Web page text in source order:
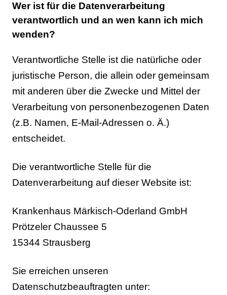
Wer ist für die Datenverarbeitung
verantwortlich und an wen kann ich mich
wenden?
Verantwortliche Stelle ist die natürliche oder
juristische Person, die allein oder gemeinsam
mit anderen über die Zwecke und Mittel der
Verarbeitung von personenbezogenen Daten
(z.B. Namen, E-Mail-Adressen o. Ä.)
entscheidet.
Die verantwortliche Stelle für die
Datenverarbeitung auf dieser Website ist:
Krankenhaus Märkisch-Oderland GmbH
Prötzeler Chaussee 5
15344 Strausberg
Sie erreichen unseren
Datenschutzbeauftragten unter: